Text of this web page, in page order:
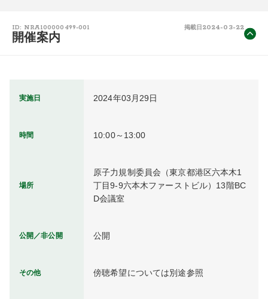
ID: NRA100000499-001 掲載日 2024-03-22
開催案内
実施日 2024年03月29日
時間 10:00～13:00
場所
原子力規制委員会（東京都港区六本木1
丁目9-9六本木ファーストビル）13階BC
D会議室
公開／非公開 公開
その他 傍聴希望については別途参照